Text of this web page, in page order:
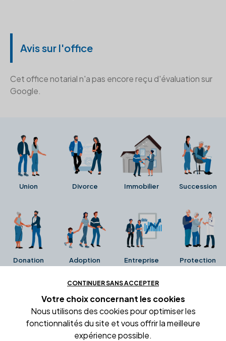
Avis sur l'office
Cet office notarial n'a pas encore reçu d'évaluation sur
Google.
Union Divorce Immobilier Succession
Donation Adoption Entreprise Protection
Ces avis proviennent directement de la fiche Google
Business de l'office notarial. Ils n'ont ni été collectés ni
été vérifiés par Alexia.fr.
CONTINUER SANS ACCEPTER
Votre choix concernant les cookies
Nous utilisons des cookies pour optimiser les
fonctionnalités du site et vous offrir la meilleure
expérience possible.